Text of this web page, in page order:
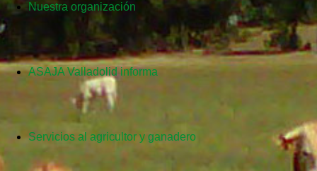
Nuestra organización
ASAJA Valladolid informa
Servicios al agricultor y ganadero